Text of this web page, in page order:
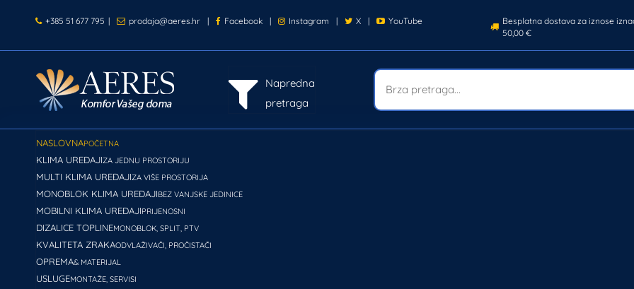
+385 51 677 795 | prodaja@aeres.hr | Facebook | Instagram | X | YouTube
Besplatna dostava za iznose
50,00 €
Napredna
pretraga
NASLOVNAPOČETNA
KLIMA UREĐAJIZA JEDNU PROSTORIJU
MULTI KLIMA UREĐAJIZA VIŠE PROSTORIJA
MONOBLOK KLIMA UREĐAJIBEZ VANJSKE JEDINICE
MOBILNI KLIMA UREĐAJIPRIJENOSNI
DIZALICE TOPLINEMONOBLOK, SPLIT, PTV
KVALITETA ZRAKAODVLAŽIVAČI, PROČISTAČI
OPREMA& MATERIJAL
USLUGEMONTAŽE, SERVISI